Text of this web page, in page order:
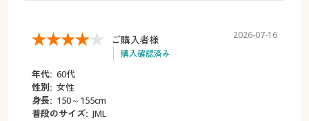
ご購入者様
購入確認済み
2026-07-16
年代: 60代
性別: 女性
身長: 150～155cm
普段のサイズ: JML